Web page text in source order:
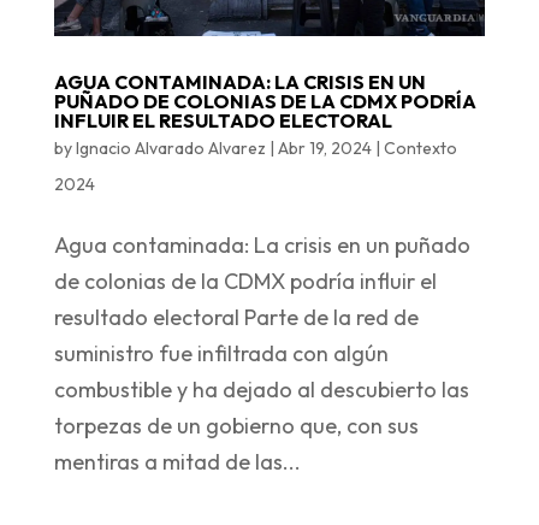
AGUA CONTAMINADA: LA CRISIS EN UN
PUÑADO DE COLONIAS DE LA CDMX PODRÍA
INFLUIR EL RESULTADO ELECTORAL
byIgnacio Alvarado Alvarez | Abr 19, 2024| Contexto
2024
Agua contaminada: La crisis en un puñado
de colonias de la CDMX podría influir el
resultado electoral Parte de la red de
suministro fue infiltrada con algún
combustible y ha dejado al descubierto las
torpezas de un gobierno que, con sus
mentiras a mitad de las...